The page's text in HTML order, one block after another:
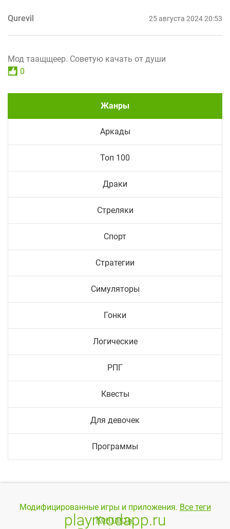
Qurevil 25 августа 2024 20:53
Мод таащщеер. Советую качать от души
0
Жанры
Аркады
Топ 100
Драки
Стреляки
Спорт
Стратегии
Симуляторы
Гонки
Логические
РПГ
Квесты
Для девочек
Программы
playmodapp.ru
Модифицированные игры и приложения. Все теги
Контакты